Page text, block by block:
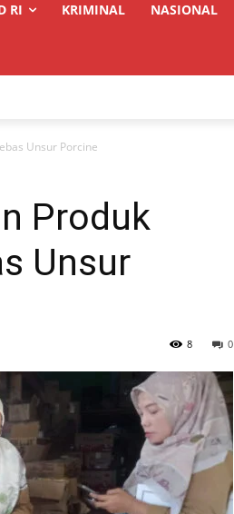
RI KRIMINAL NASIONAL
Unsur Porcine
Produk
Unsur
0
8